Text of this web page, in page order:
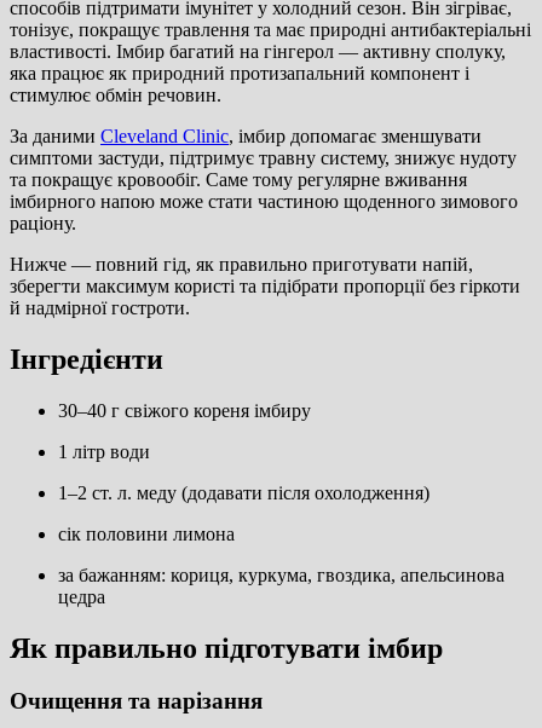
способів підтримати імунітет у холодний сезон. Він зігріває,
тонізує, покращує травлення та має природні антибактеріальні
властивості. Імбир багатий на гінгерол — активну сполуку,
яка працює як природний протизапальний компонент і
стимулює обмін речовин.
За даними Cleveland Clinic, імбир допомагає зменшувати
симптоми застуди, підтримує травну систему, знижує нудоту
та покращує кровообіг. Саме тому регулярне вживання
імбирного напою може стати частиною щоденного зимового
раціону.
Нижче — повний гід, як правильно приготувати напій,
зберегти максимум користі та підібрати пропорції без гіркоти
й надмірної гостроти.
Інгредієнти
30–40 г свіжого кореня імбиру
1 літр води
1–2 ст. л. меду (додавати після охолодження)
сік половини лимона
за бажанням: кориця, куркума, гвоздика, апельсинова
цедра
Як правильно підготувати імбир
Очищення та нарізання